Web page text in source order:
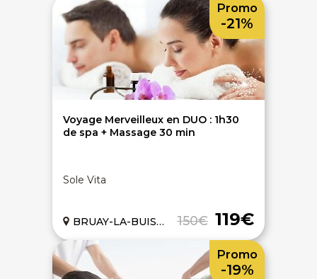
Voyage Merveilleux en DUO : 1h30
de spa + Massage 30 min
Sole Vita
150€ 119€
BRUAY-LA-BUISSIERE (62)
Promo
-21%
Promo
-19%